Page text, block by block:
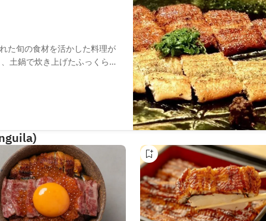
た旬の食材を活かした料理が
土鍋で炊き上げたふっくらと